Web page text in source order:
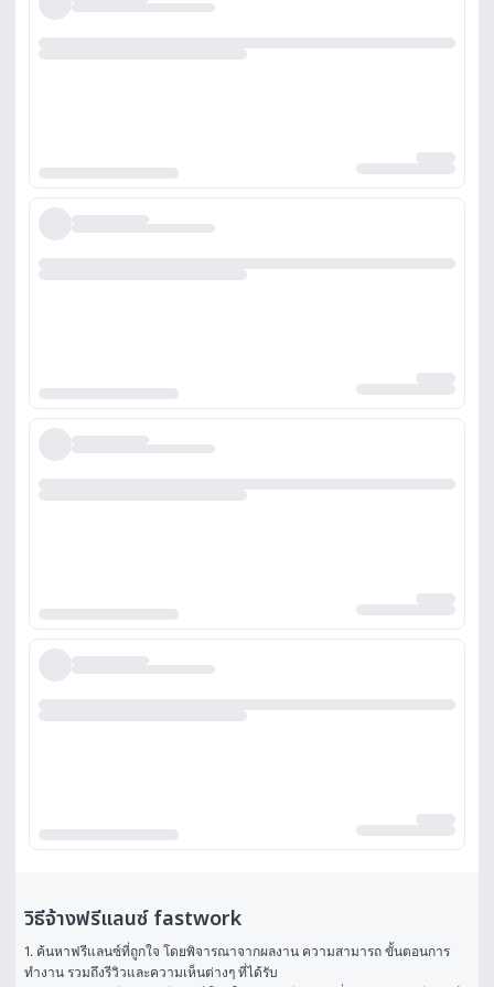
วิธีจ้างฟรีแลนซ์ fastwork
1. ค้นหาฟรีแลนซ์ที่ถูกใจ โดยพิจารณาจากผลงาน ความสามารถ ขั้นตอนการ
ทำงาน รวมถึงรีวิวและความเห็นต่างๆ ที่ได้รับ